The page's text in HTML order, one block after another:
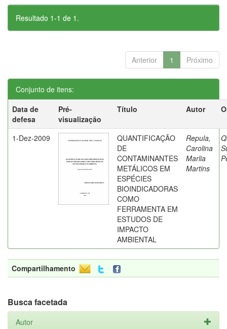
Resultado 1-1 de 1.
Anterior 1 Próximo
Conjunto de itens:
Data de
defesa
Pré-
visualização
Título Autor
1-Dez-2009
QUANTIFICAÇÃO
DE
CONTAMINANTES
METÁLICOS EM
ESPÉCIES
BIOINDICADORAS
COMO
FERRAMENTA EM
ESTUDOS DE
IMPACTO
AMBIENTAL
Repula,
Carolina
Marlia
Martins
Compartilhamento
Busca facetada
Autor